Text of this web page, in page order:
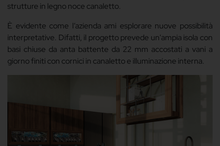
strutture in legno noce canaletto.
È evidente come l’azienda ami esplorare nuove possibilità
interpretative. Difatti, il progetto prevede un'ampia isola con
basi chiuse da anta battente da 22 mm accostati a vani a
giorno finiti con cornici in canaletto e illuminazione interna.